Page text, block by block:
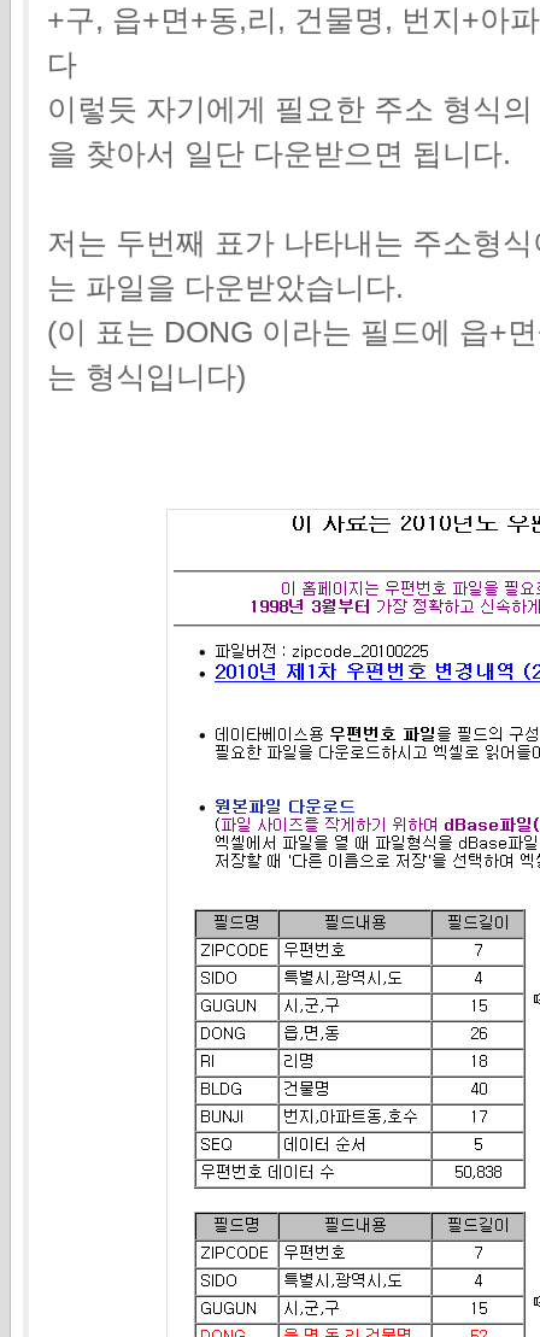
+구, 읍+면+동,리, 건물명, 번지+아
다
이렇듯 자기에게 필요한 주소 형식
을 찾아서 일단 다운받으면 됩니다.
저는 두번째 표가 나타내는 주소형
는 파일을 다운받았습니다.
(이 표는 DONG 이라는 필드에 읍+
는 형식입니다)